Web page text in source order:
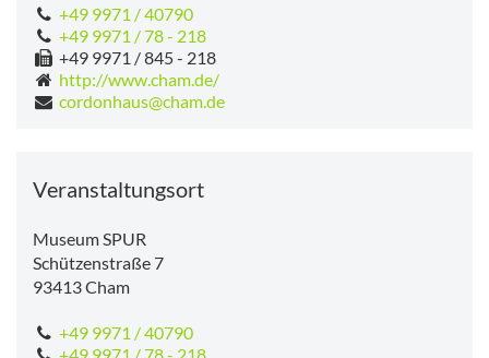
+49 9971 / 40790
+49 9971 / 78 - 218
+49 9971 / 845 - 218
http://www.cham.de/
cordonhaus@cham.de
Veranstaltungsort
Museum SPUR
Schützenstraße 7
93413Cham
+49 9971 / 40790
+49 9971 / 78 - 218